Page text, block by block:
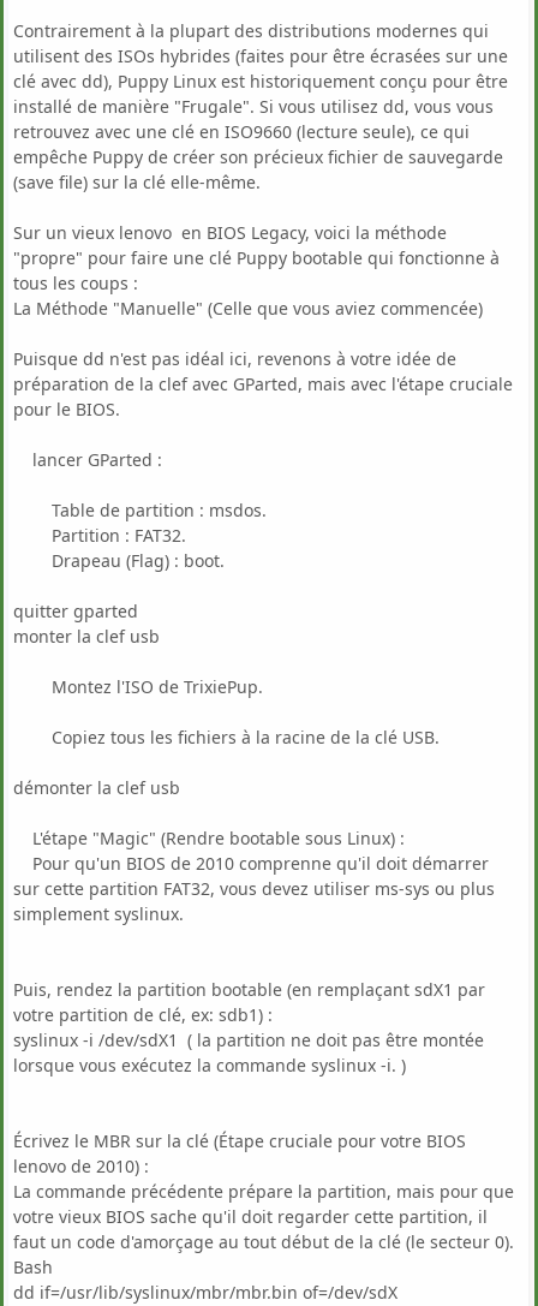
Contrairement à la plupart des distributions modernes qui
utilisent des ISOs hybrides (faites pour être écrasées sur une
clé avec dd), Puppy Linux est historiquement conçu pour être
installé de manière "Frugale". Si vous utilisez dd, vous vous
retrouvez avec une clé en ISO9660 (lecture seule), ce qui
empêche Puppy de créer son précieux fichier de sauvegarde
(save file) sur la clé elle-même.
Sur un vieux lenovo en BIOS Legacy, voici la méthode
"propre" pour faire une clé Puppy bootable qui fonctionne à
tous les coups :
La Méthode "Manuelle" (Celle que vous aviez commencée)
Puisque dd n'est pas idéal ici, revenons à votre idée de
préparation de la clef avec GParted, mais avec l'étape cruciale
pour le BIOS.
lancer GParted :
Table de partition : msdos.
Partition : FAT32.
Drapeau (Flag) : boot.
quitter gparted
monter la clef usb
Montez l'ISO de TrixiePup.
Copiez tous les fichiers à la racine de la clé USB.
démonter la clef usb
L'étape "Magic" (Rendre bootable sous Linux) :
Pour qu'un BIOS de 2010 comprenne qu'il doit démarrer
sur cette partition FAT32, vous devez utiliser ms-sys ou plus
simplement syslinux.
Puis, rendez la partition bootable (en remplaçant sdX1 par
votre partition de clé, ex: sdb1) :
syslinux -i /dev/sdX1 ( la partition ne doit pas être montée
lorsque vous exécutez la commande syslinux -i. )
Écrivez le MBR sur la clé (Étape cruciale pour votre BIOS
lenovo de 2010) :
La commande précédente prépare la partition, mais pour que
votre vieux BIOS sache qu'il doit regarder cette partition, il
faut un code d'amorçage au tout début de la clé (le secteur 0).
Bash
dd if=/usr/lib/syslinux/mbr/mbr.bin of=/dev/sdX